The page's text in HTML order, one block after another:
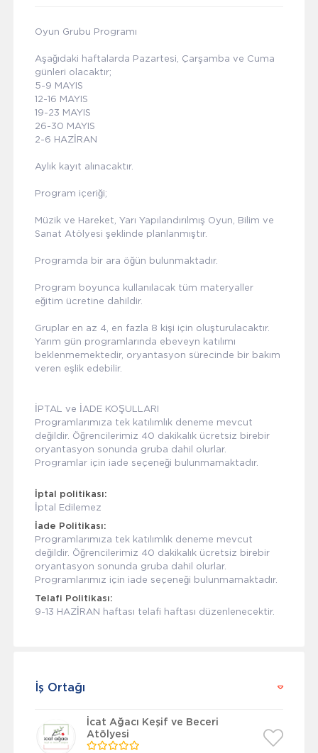
Oyun Grubu Programı
Aşağıdaki haftalarda Pazartesi, Çarşamba ve Cuma
günleri olacaktır;
5-9 MAYIS
12-16 MAYIS
19-23 MAYIS
26-30 MAYIS
2-6 HAZİRAN
Aylık kayıt alınacaktır.
Program içeriği;
Müzik ve Hareket, Yarı Yapılandırılmış Oyun, Bilim ve
Sanat Atölyesi şeklinde planlanmıştır.
Programda bir ara öğün bulunmaktadır.
Program boyunca kullanılacak tüm materyaller
eğitim ücretine dahildir.
Gruplar en az 4, en fazla 8 kişi için oluşturulacaktır.
Yarım gün programlarında ebeveyn katılımı
beklenmemektedir, oryantasyon sürecinde bir bakım
veren eşlik edebilir.
İPTAL ve İADE KOŞULLARI
Programlarımıza tek katılımlık deneme mevcut
değildir. Öğrencilerimiz 40 dakikalık ücretsiz birebir
oryantasyon sonunda gruba dahil olurlar.
Programlar için iade seçeneği bulunmamaktadır.
İptal politikası:
İptal Edilemez
İade Politikası:
Programlarımıza tek katılımlık deneme mevcut
değildir. Öğrencilerimiz 40 dakikalık ücretsiz birebir
oryantasyon sonunda gruba dahil olurlar.
Programlarımız için iade seçeneği bulunmamaktadır.
Telafi Politikası:
9-13 HAZİRAN haftası telafi haftası düzenlenecektir.
İş Ortağı
İcat Ağacı Keşif ve Beceri
Atölyesi